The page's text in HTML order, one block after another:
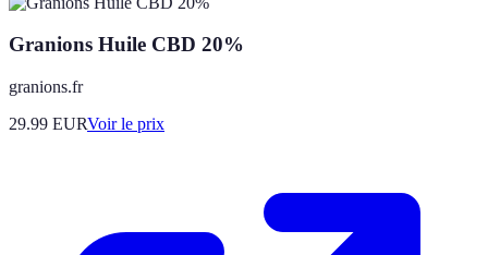
Granions Huile CBD 20%
granions.fr
29.99 EURVoir le prix